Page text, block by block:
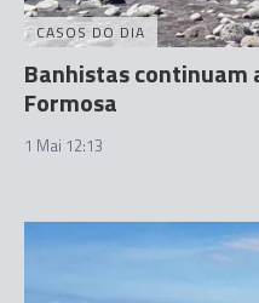
CASOS DO DIA
Banhistas continuam
Formosa
1 Mai 12:13